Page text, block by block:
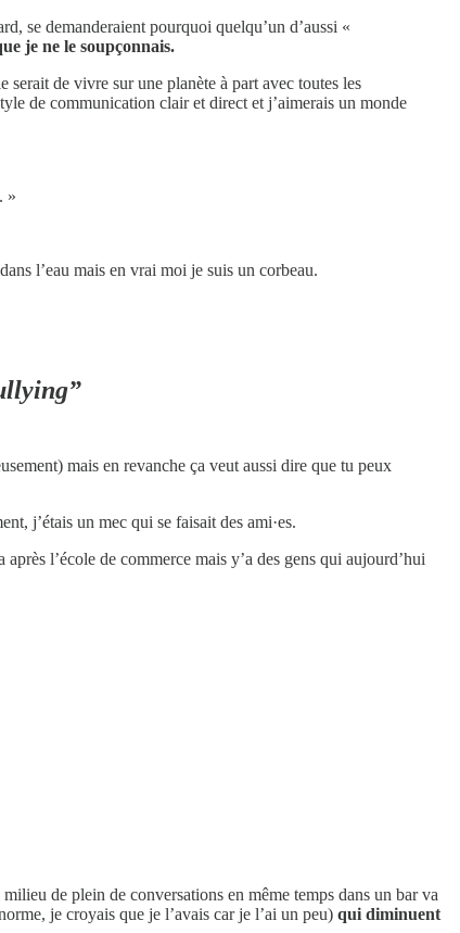
se demanderaient pourquoi quelqu’un d’aussi «
je ne le soupçonnais.
serait de vivre sur une planète à part avec toutes les
de communication clair et direct et j’aimerais un monde
»
l’eau mais en vrai moi je suis un corbeau.
mais en revanche ça veut aussi dire que tu peux
j’étais un mec qui se faisait des ami·es.
l’école de commerce mais y’a des gens qui aujourd’hui
de plein de conversations en même temps dans un bar va
je croyais que je l’avais car je l’ai un peu) qui diminuent